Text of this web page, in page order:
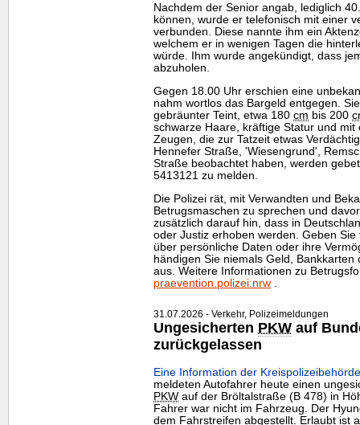
Nachdem der Senior angab, lediglich
können, wurde er telefonisch mit einer
verbunden. Diese nannte ihm ein
welchem er in wenigen Tagen die
würde. Ihm wurde angekündigt, dass
abzuholen.
Gegen 18.00 Uhr erschien eine
nahm wortlos das Bargeld entgegen.
gebräunter Teint, etwa 180 cm bis 200
schwarze Haare, kräftige Statur und
Zeugen, die zur Tatzeit etwas
Hennefer Straße, 'Wiesengrund',
Straße beobachtet haben, werden
5413121 zu melden.
Die Polizei rät, mit Verwandten und
Betrugsmaschen zu sprechen und
zusätzlich darauf hin, dass in
oder Justiz erhoben werden. Geben
über persönliche Daten oder ihre
händigen Sie niemals Geld,
aus. Weitere Informationen zu
praevention.polizei.nrw .
31.07.2026 - Verkehr, Polizeimeldungen
Ungesicherten PKW auf
zurückgelassen
Eine Information der
meldeten Autofahrer heute einen
PKW auf der Bröltalstraße (B 478) in
Fahrer war nicht im Fahrzeug. Der
dem Fahrstreifen abgestellt. Erlaubt ist